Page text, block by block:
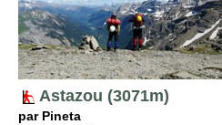
Astazou (3071m)
par Pineta